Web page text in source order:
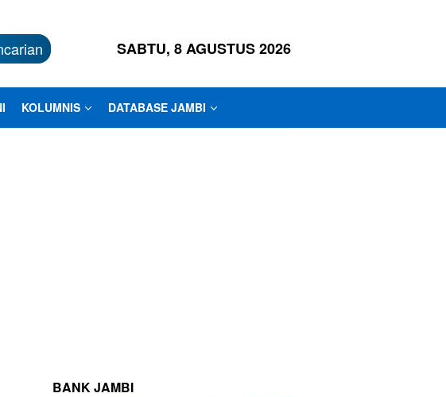
SABTU, 8 AGUSTUS 2026
KOLUMNIS DATABASE JAMBI
BANK JAMBI